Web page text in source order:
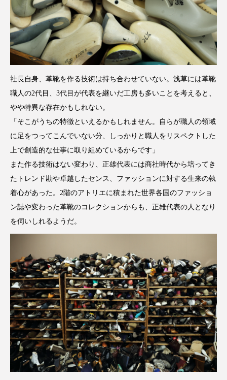
社長自身、革靴を作る技術は持ち合わせていない。浅草には革靴
職人の2代目、3代目が代表を継いだ工房も多いことを考えると、
やや特異な存在かもしれない。
「そこがうちの特徴といえるかもしれません。自らが職人の領域
に足をつってこんでいない分、しっかりと職人をリスペクトした
上で創造的な仕事に取り組めているからです」
また作る技術はない変わり、正雄代表には商社時代から培ってき
たトレンド勘や卓越したセンス、ファッションに対する生来の執
着心があった。2階のアトリエに積まれた世界各国のファッショ
ン誌や変わった革靴のコレクションからも、正雄代表の人となり
を伺いしれるようだ。